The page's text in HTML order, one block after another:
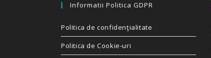
Informatii Politica GDPR
Politica de confidenţialitate
Politica de Cookie-uri